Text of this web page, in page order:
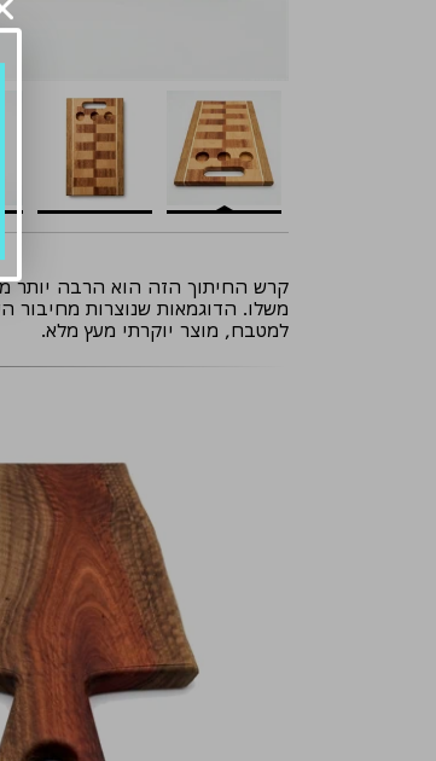
קרש החיתוך הזה הוא הרבה יותר
למטבח, מוצר יוקרתי מעץ מלא.